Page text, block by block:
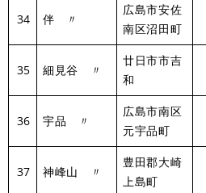
34 伴 〃
広島市安佐
南区沼田町
35 細見谷 〃
廿日市市吉
和
36 宇品 〃
広島市南区
元宇品町
37 神峰山 〃
豊田郡大崎
上島町